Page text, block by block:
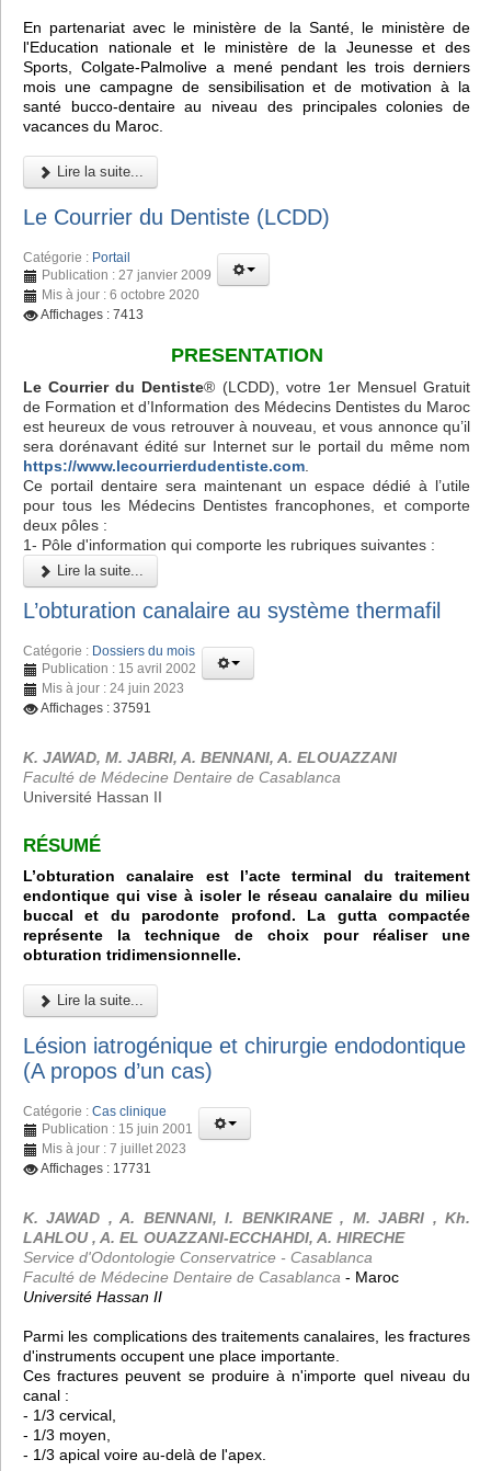
En partenariat avec le ministère de la Santé, le ministère de
l'Education nationale et le ministère de la Jeunesse et des
Sports, Colgate-Palmolive a mené pendant les trois derniers
mois une campagne de sensibilisation et de motivation à la
santé bucco-dentaire au niveau des principales colonies de
vacances du Maroc.
Lire la suite...
Le Courrier du Dentiste (LCDD)
Catégorie : Portail
Publication : 27 janvier 2009
Mis à jour : 6 octobre 2020
Affichages : 7413
PRESENTATION
Le Courrier du Dentiste® (LCDD), votre 1er Mensuel Gratuit
de Formation et d’Information des Médecins Dentistes du Maroc
est heureux de vous retrouver à nouveau, et vous annonce qu’il
sera dorénavant édité sur Internet sur le portail du même nom
https://www.lecourrierdudentiste.com
Ce portail dentaire sera maintenant un espace dédié à l’utile
pour tous les Médecins Dentistes francophones, et comporte
deux pôles :
1- Pôle d'information qui comporte les rubriques suivantes :
Lire la suite...
L’obturation canalaire au système thermafil
Catégorie : Dossiers du mois
Publication : 15 avril 2002
Mis à jour : 24 juin 2023
Affichages : 37591
K. JAWAD, M. JABRI, A. BENNANI, A. ELOUAZZANI
Faculté de Médecine Dentaire de Casablanca
Université Hassan II
RÉSUMÉ
L’obturation canalaire est l’acte terminal du traitement
endontique qui vise à isoler le réseau canalaire du milieu
buccal et du parodonte profond. La gutta compactée
représente la technique de choix pour réaliser une
obturation tridimensionnelle.
Lire la suite...
Lésion iatrogénique et chirurgie endodontique
(A propos d’un cas)
Catégorie : Cas clinique
Publication : 15 juin 2001
Mis à jour : 7 juillet 2023
Affichages : 17731
K. JAWAD , A. BENNANI, I. BENKIRANE , M. JABRI , Kh.
LAHLOU , A. EL OUAZZANI-ECCHAHDI, A. HIRECHE
Service d'Odontologie Conservatrice - Casablanca
Faculté de Médecine Dentaire de Casablanca - Maroc
Université Hassan II
Parmi les complications des traitements canalaires, les fractures
d'instruments occupent une place importante.
Ces fractures peuvent se produire à n'importe quel niveau du
canal :
- 1/3 cervical,
- 1/3 moyen,
- 1/3 apical voire au-delà de l'apex.